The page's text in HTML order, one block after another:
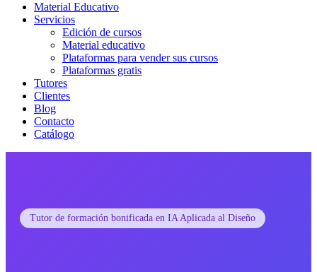
Material Educativo
Servicios
Edición de cursos
Material educativo
Plataformas para vender sus cursos
Plataformas gratis
Tutores
Clientes
Blog
Contacto
Catálogo
Tutor de formación bonificada en IA Aplicada al Diseño